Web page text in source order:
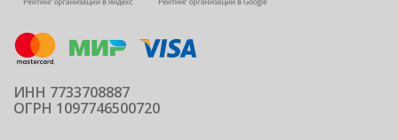
ИНН 7733708887
ОГРН 1097746500720